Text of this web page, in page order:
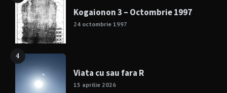
Kogaionon 3 – Octombrie 1997
24 octombrie 1997
4
Viata cu sau fara R
15 aprilie 2026